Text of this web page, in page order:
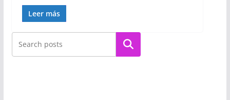
Leer más
Buscar